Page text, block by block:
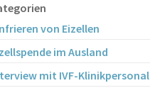
von Eizellen
im Ausland
mit IVF-Klinikpersonal